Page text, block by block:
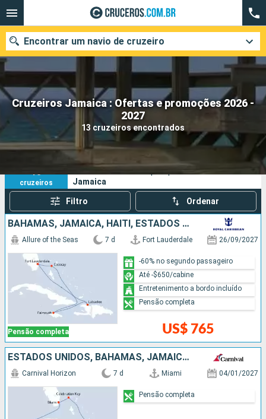
Cruzeiros Jamaica : Ofertas e promoções 2026 -
2027
13 cruzeiros encontrados
Encontrar um navio de cruzeiro
Quando ir?
Data de partida
Companhias
Pesquisar
13
cruzeiros
Jamaica
Filtro Ordenar
BAHAMAS, JAMAICA, HAITI, ESTADOS UNIDOS
Pensão completa
Allure of the Seas 7 d Fort Lauderdale 26/09/2027
US$ 765
-60% no segundo passageiro
Até -$650/cabine
Entretenimento a bordo incluído
Pensão completa
ESTADOS UNIDOS, BAHAMAS, JAMAICA, ISLAS CAIMÁN
Carnival Horizon 7 d Miami 04/01/2027
Pensão completa